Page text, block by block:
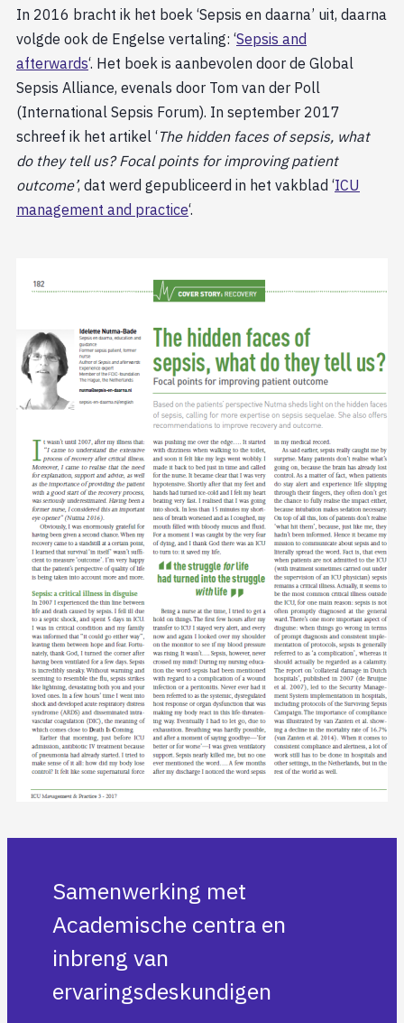
In 2016 bracht ik het boek ‘Sepsis en daarna’ uit, daarna
volgde ook de Engelse vertaling: ‘Sepsis and
afterwards‘. Het boek is aanbevolen door de Global
Sepsis Alliance, evenals door Tom van der Poll
(International Sepsis Forum). In september 2017
schreef ik het artikel ‘The hidden faces of sepsis, what
do they tell us? Focal points for improving patient
outcome’, dat werd gepubliceerd in het vakblad ‘ICU
management and practice‘.
Samenwerking met
Academische centra en
inbreng van
ervaringsdeskundigen